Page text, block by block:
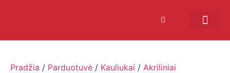
Pradžia / Parduotuvė / Kauliukai / Akriliniai